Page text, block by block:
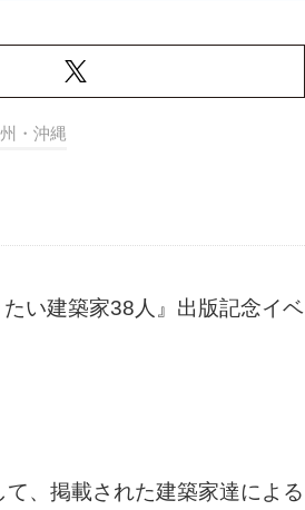
・沖縄
い建築家38人』出版記念イベ
、掲載された建築家達による